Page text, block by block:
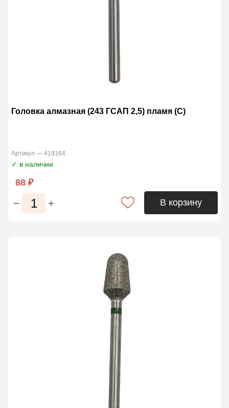
Головка алмазная (243 ГСАП 2,5) пламя (С)
Артикул — 419164
✓ в наличии
88 ₽
В корзину